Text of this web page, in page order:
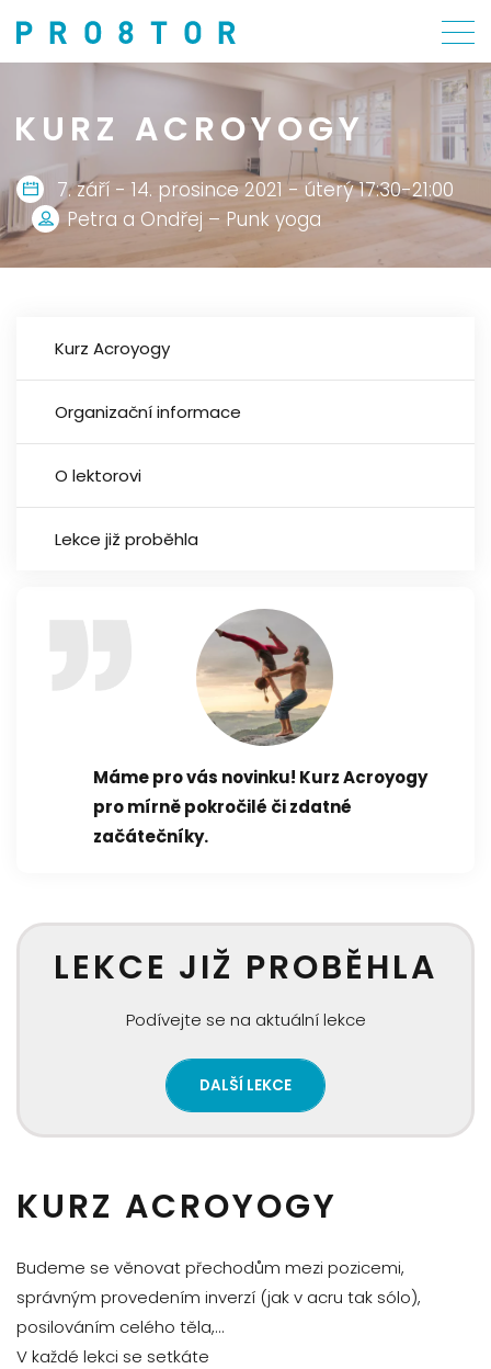
KURZ ACROYOGY
7. září - 14. prosince 2021 - úterý 17:30-21:00
Petra a Ondřej – Punk yoga
Kurz Acroyogy
Organizační informace
O lektorovi
Lekce již proběhla
Máme pro vás novinku! Kurz Acroyogy
pro mírně pokročilé či zdatné
začátečníky.
LEKCE JIŽ PROBĚHLA
Podívejte se na aktuální lekce
DALŠÍ LEKCE
KURZ ACROYOGY
Budeme se věnovat přechodům mezi pozicemi,
správným provedením inverzí (jak v acru tak sólo),
posilováním celého těla,…
V každé lekci se setkáte